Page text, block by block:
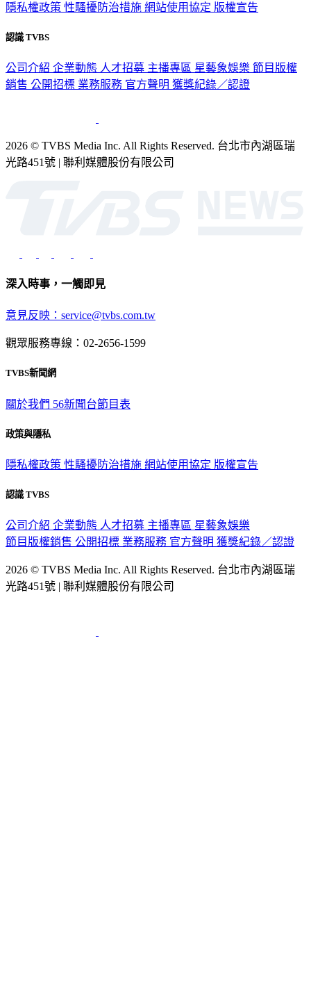
隱私權政策 性騷擾防治措施 網站使用協定 版權宣告
認識 TVBS
公司介紹 企業動態 人才招募 主播專區 星藝象娛樂 節目版權
銷售 公開招標 業務服務 官方聲明 獲獎紀錄／認證
2026 © TVBS Media Inc. All Rights Reserved. 台北市內湖區瑞
光路451號 | 聯利媒體股份有限公司
深入時事，一觸即見
意見反映：service@tvbs.com.tw
觀眾服務專線：02-2656-1599
TVBS新聞網
關於我們 56新聞台節目表
政策與隱私
隱私權政策 性騷擾防治措施 網站使用協定 版權宣告
認識 TVBS
公司介紹 企業動態 人才招募 主播專區 星藝象娛樂
節目版權銷售 公開招標 業務服務 官方聲明 獲獎紀錄／認證
2026 © TVBS Media Inc. All Rights Reserved. 台北市內湖區瑞
光路451號 | 聯利媒體股份有限公司